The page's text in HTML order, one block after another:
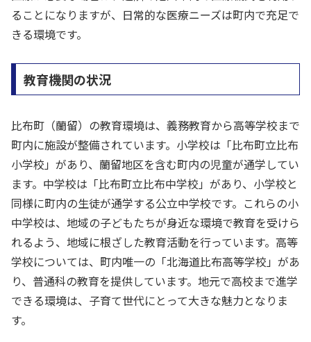
ることになりますが、日常的な医療ニーズは町内で充足で
きる環境です。
教育機関の状況
比布町（蘭留）の教育環境は、義務教育から高等学校まで
町内に施設が整備されています。小学校は「比布町立比布
小学校」があり、蘭留地区を含む町内の児童が通学してい
ます。中学校は「比布町立比布中学校」があり、小学校と
同様に町内の生徒が通学する公立中学校です。これらの小
中学校は、地域の子どもたちが身近な環境で教育を受けら
れるよう、地域に根ざした教育活動を行っています。高等
学校については、町内唯一の「北海道比布高等学校」があ
り、普通科の教育を提供しています。地元で高校まで進学
できる環境は、子育て世代にとって大きな魅力となりま
す。